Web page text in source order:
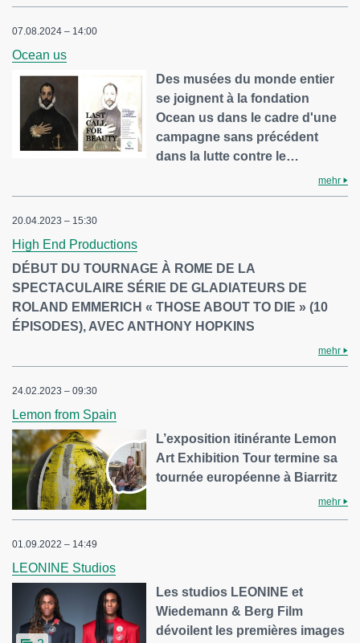
07.08.2024 – 14:00
Ocean us
Des musées du monde entier
se joignent à la fondation
Ocean us dans le cadre d'une
campagne sans précédent
dans la lutte contre le…
mehr
20.04.2023 – 15:30
High End Productions
DÉBUT DU TOURNAGE À ROME DE LA
SPECTACULAIRE SÉRIE DE GLADIATEURS DE
ROLAND EMMERICH « THOSE ABOUT TO DIE » (10
ÉPISODES), AVEC ANTHONY HOPKINS
mehr
24.02.2023 – 09:30
Lemon from Spain
L’exposition itinérante Lemon
Art Exhibition Tour termine sa
tournée européenne à Biarritz
mehr
01.09.2022 – 14:49
LEONINE Studios
Les studios LEONINE et
Wiedemann & Berg Film
dévoilent les premières images